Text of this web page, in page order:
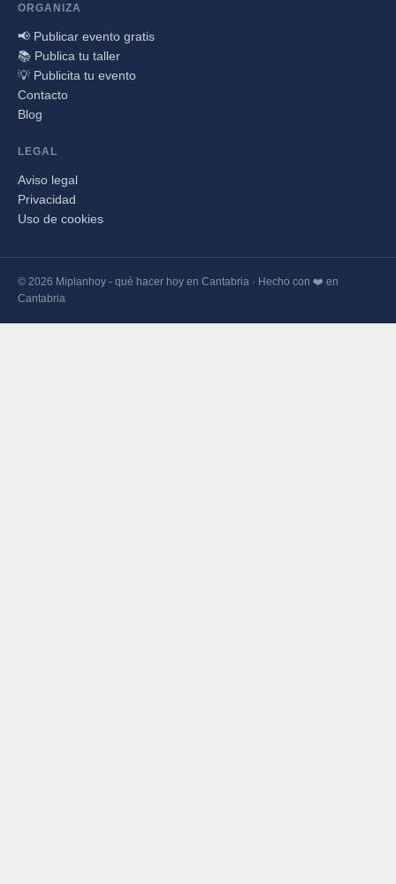
ORGANIZA
📢 Publicar evento gratis
📚 Publica tu taller
💡 Publicita tu evento
Contacto
Blog
LEGAL
Aviso legal
Privacidad
Uso de cookies
© 2026 Miplanhoy - qué hacer hoy en Cantabria · Hecho con ❤️ en
Cantabria